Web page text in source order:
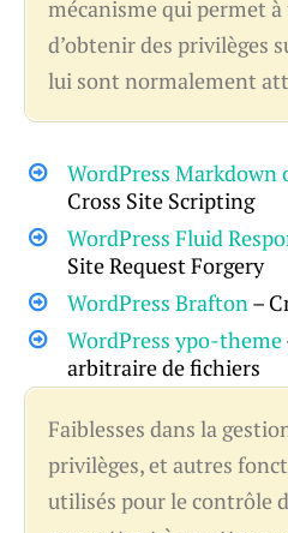
mécanisme qui permet
d’obtenir des privilèges
lui sont normalement
WordPress Markdown
Cross Site Scripting
WordPress Fluid
Site Request Forgery
WordPress Brafton–
WordPress ypo-theme
arbitraire de fichiers
Faiblesses dans la
privilèges, et autres
utilisés pour le contrôle